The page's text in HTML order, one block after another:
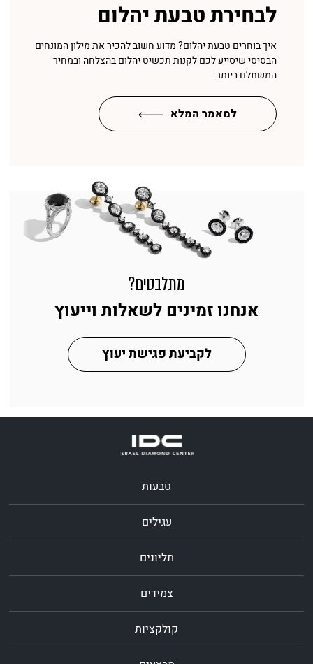
לבחירת טבעת יהלום
איך בוחרים טבעת יהלום? מדוע חשוב להכיר את מילון המונחים
הבסיסי שיסייע לכם לקנות תכשיט יהלום בהצלחה ובמחיר
המשתלם ביותר.
למאמר המלא
מתלבטים?
אנחנו זמינים לשאלות וייעוץ
לקביעת פגישת יעוץ
טבעות
עגילים
תליונים
צמידים
קולקציות